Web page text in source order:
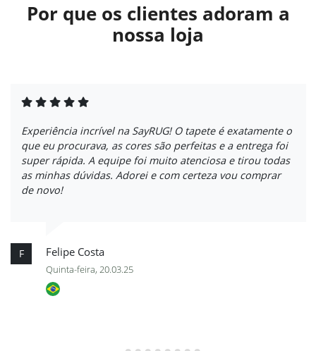
Por que os clientes adoram a
nossa loja
Experiência incrível na SayRUG! O tapete é exatamente o
que eu procurava, as cores são perfeitas e a entrega foi
super rápida. A equipe foi muito atenciosa e tirou todas
as minhas dúvidas. Adorei e com certeza vou comprar
de novo!
F Felipe Costa
Quinta-feira, 20.03.25